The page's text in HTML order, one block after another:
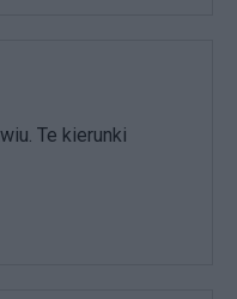
Te kierunki